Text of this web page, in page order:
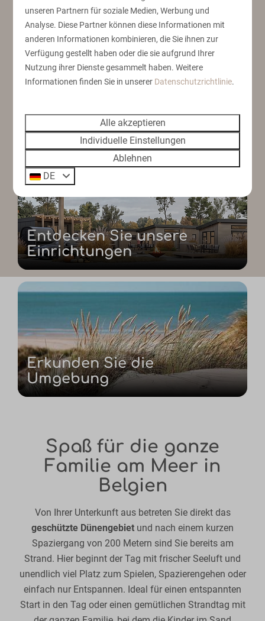
entdecken.
Geeignet für bis zu 6 Personen
Parkeinrichtungen
Entdecken Sie unsere
Einrichtungen
Erkunden Sie die
Umgebung
Spaß für die ganze
Familie am Meer in
Belgien
Von Ihrer Unterkunft aus betreten Sie direkt das
geschützte Dünengebiet und nach einem kurzen
Spaziergang von 200 Metern sind Sie bereits am
Strand. Hier beginnt der Tag mit frischer Seeluft und
unendlich viel Platz zum Spielen, Spazierengehen oder
einfach nur Entspannen. Ideal für einen entspannten
Start in den Tag oder einen gemütlichen Strandtag mit
unseren Partnern für soziale Medien, Werbung und
Analyse. Diese Partner können diese Informationen mit
anderen Informationen kombinieren, die Sie ihnen zur
Verfügung gestellt haben oder die sie aufgrund Ihrer
Nutzung ihrer Dienste gesammelt haben. Weitere
Informationen finden Sie in unserer Datenschutzrichtlinie.
Alle akzeptieren
Individuelle Einstellungen
Ablehnen
DE